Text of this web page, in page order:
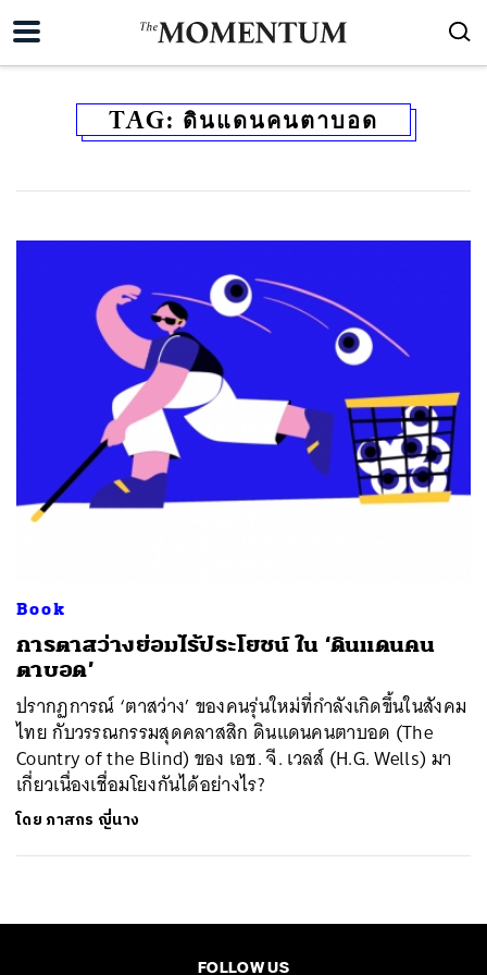
TAG: ดินแดนคนตาบอด
Book
การตาสว่างย่อมไร้ประโยชน์ ใน ‘ดินแดนคน
ตาบอด’
ปรากฏการณ์ ‘ตาสว่าง’ ของคนรุ่นใหม่ที่กำลังเกิดขึ้นในสังคม
ไทย กับวรรณกรรมสุดคลาสสิก ดินแดนคนตาบอด (The
Country of the Blind) ของ เอช. จี. เวลส์ (H.G. Wells) มา
เกี่ยวเนื่องเชื่อมโยงกันได้อย่างไร?
โดย ภาสกร ญี่นาง
FOLLOW US